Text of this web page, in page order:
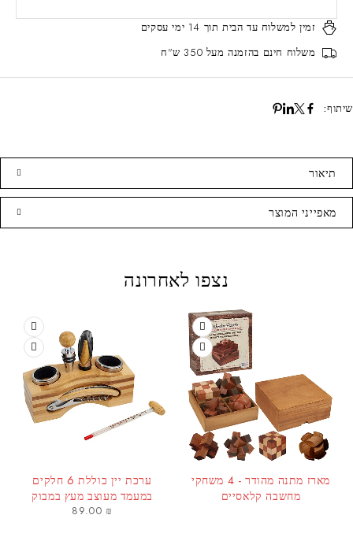
זמין למשלוח עד הביתתוך 14 ימי עסקים
משלוח חינם בהזמנה מעל 350 ש"ח
שיתוף:
תיאור
מאפייני המוצר
נצפו לאחרונה
מארז מתנה מהודר - 4 משחקי
מחשבה קלאסיים
ערכת יין כוללת 6 חלקים
במעמד מעוצב מעץ במבוק
89.00 ₪